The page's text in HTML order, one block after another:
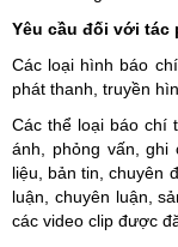
Yêu cầu đối với tác
Các loại hình báo
phát thanh, truyền
Các thể loại báo chí
ánh, phỏng vấn, ghi
liệu, bản tin, chuyên
luận, chuyên luận,
các video clip được